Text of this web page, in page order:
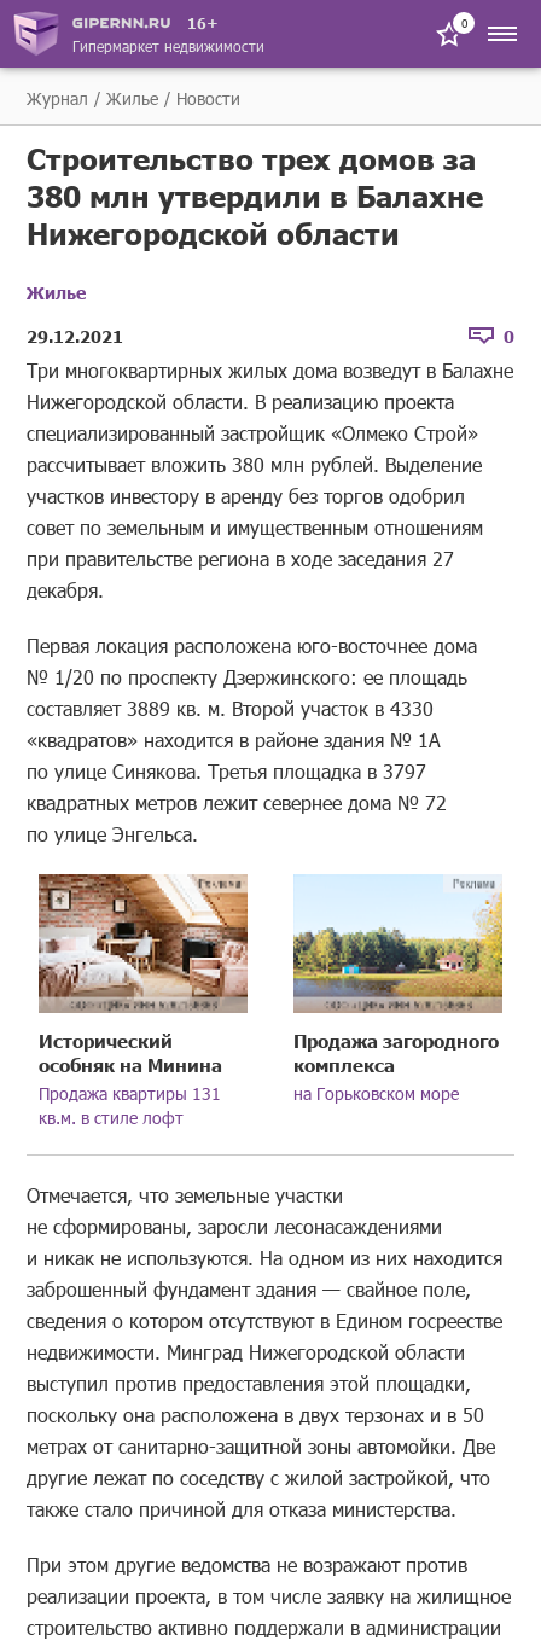
16+
Гипермаркет недвижимости
0
Журнал Жилье Новости
Строительство трех домов за
380 млн утвердили в Балахне
Нижегородской области
Жилье
29.12.2021
0
Три многоквартирных жилых дома возведут в Балахне
Нижегородской области. В реализацию проекта
специализированный застройщик «Олмеко Строй»
рассчитывает вложить 380 млн рублей. Выделение
участков инвестору в аренду без торгов одобрил
совет по земельным и имущественным отношениям
при правительстве региона в ходе заседания 27
декабря.
Первая локация расположена юго-восточнее дома
№ 1/20 по проспекту Дзержинского: ее площадь
составляет 3889 кв. м. Второй участок в 4330
«квадратов» находится в районе здания № 1А
по улице Синякова. Третья площадка в 3797
квадратных метров лежит севернее дома № 72
по улице Энгельса.
Исторический
особняк на Минина
Продажа квартиры 131
кв.м. в стиле лофт
Продажа загородного
комплекса
на Горьковском море
Отмечается, что земельные участки
не сформированы, заросли лесонасаждениями
и никак не используются. На одном из них находится
заброшенный фундамент здания — свайное поле,
сведения о котором отсутствуют в Едином госреестве
недвижимости. Минград Нижегородской области
выступил против предоставления этой площадки,
поскольку она расположена в двух терзонах и в 50
метрах от санитарно-защитной зоны автомойки. Две
другие лежат по соседству с жилой застройкой, что
также стало причиной для отказа министерства.
При этом другие ведомства не возражают против
реализации проекта, в том числе заявку на жилищное
строительство активно поддержали в администрации